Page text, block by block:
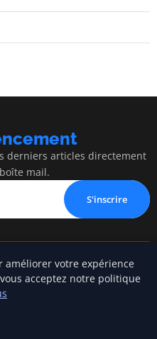
derniers articles directement
mail.
S'inscrire
améliorer votre expérience
acceptez notre politique